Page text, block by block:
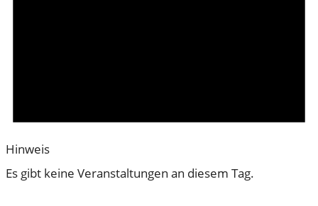
Hinweis
Es gibt keine Veranstaltungen an diesem Tag.